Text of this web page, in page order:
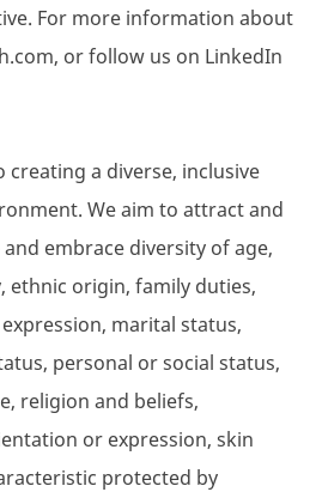
For more information about
or follow us on LinkedIn
a diverse, inclusive
We aim to attract and
embrace diversity of age,
ethnic origin, family duties,
marital status,
personal or social status,
religion and beliefs,
or expression, skin
protected by